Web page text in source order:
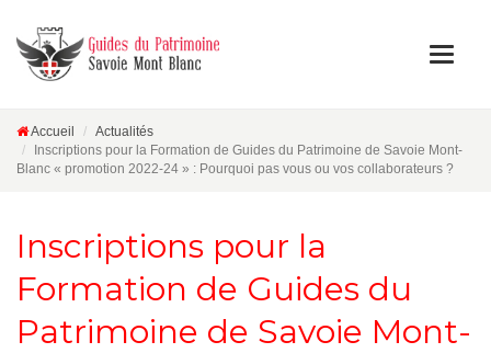
Accueil
Actualités
Inscriptions pour la Formation de Guides du Patrimoine de Savoie Mont-
Blanc « promotion 2022-24 » : Pourquoi pas vous ou vos collaborateurs ?
Inscriptions pour la
Formation de Guides du
Patrimoine de Savoie Mont-